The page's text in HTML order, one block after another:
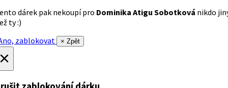
dárek pak nekoupí pro Dominika Atigu Sobotková nikdo
ty :)
zablokovat
× Zpět